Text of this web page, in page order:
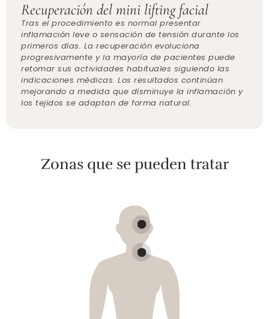
Recuperación del mini lifting facial
Tras el procedimiento es normal presentar
inflamación leve o sensación de tensión durante los
primeros días. La recuperación evoluciona
progresivamente y la mayoría de pacientes puede
retomar sus actividades habituales siguiendo las
indicaciones médicas. Los resultados continúan
mejorando a medida que disminuye la inflamación y
los tejidos se adaptan de forma natural.
Zonas que se pueden tratar